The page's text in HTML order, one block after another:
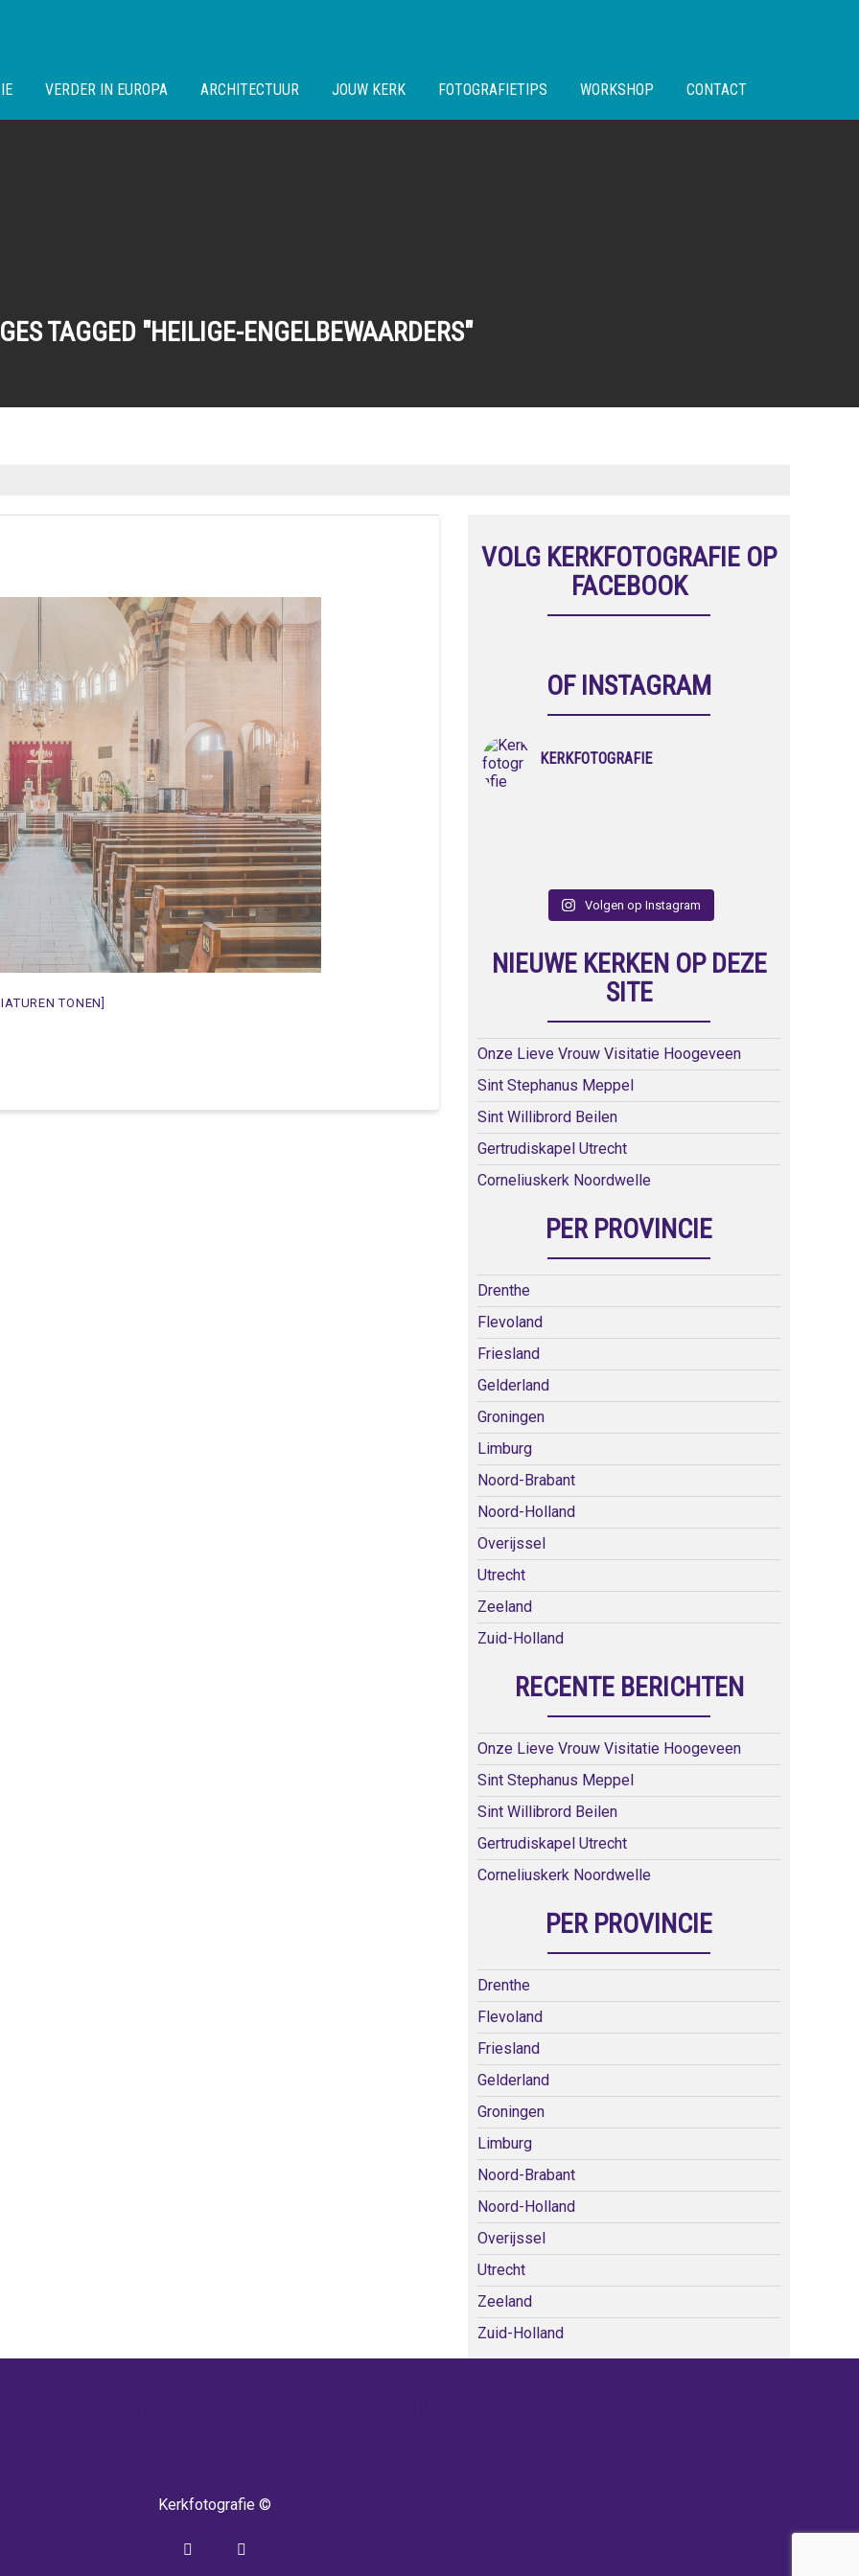
VERDER IN EUROPA ARCHITECTUUR JOUW KERK FOTOGRAFIETIPS WORKSHOP CONTACT
TAGGED "HEILIGE-ENGELBEWAARDERS"
TONEN]
VOLG KERKFOTOGRAFIE OP
FACEBOOK
OF INSTAGRAM
KERKFOTOGRAFIE
Volgen op Instagram
NIEUWE KERKEN OP DEZE
SITE
Onze Lieve Vrouw Visitatie Hoogeveen
Sint Stephanus Meppel
Sint Willibrord Beilen
Gertrudiskapel Utrecht
Corneliuskerk Noordwelle
PER PROVINCIE
Drenthe
Flevoland
Friesland
Gelderland
Groningen
Limburg
Noord-Brabant
Noord-Holland
Overijssel
Utrecht
Zeeland
Zuid-Holland
RECENTE BERICHTEN
Onze Lieve Vrouw Visitatie Hoogeveen
Sint Stephanus Meppel
Sint Willibrord Beilen
Gertrudiskapel Utrecht
Corneliuskerk Noordwelle
PER PROVINCIE
Drenthe
Flevoland
Friesland
Gelderland
Groningen
Limburg
Noord-Brabant
Noord-Holland
Overijssel
Utrecht
Zeeland
Zuid-Holland
Kerkfotografie ©